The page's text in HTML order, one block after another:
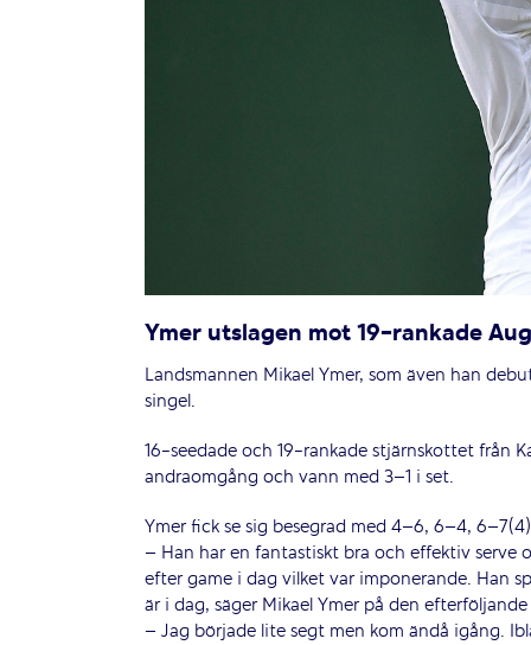
Ymer utslagen mot 19-rankade
Landsmannen Mikael Ymer, som även han
singel.
16-seedade och 19-rankade stjärnskottet från
andraomgång och vann med 3–1 i set.
Ymer fick se sig besegrad med 4–6, 6–4,
– Han har en fantastiskt bra och effektiv serve
efter game i dag vilket var imponerande. Han
är i dag, säger Mikael Ymer på den
– Jag började lite segt men kom ändå igång.